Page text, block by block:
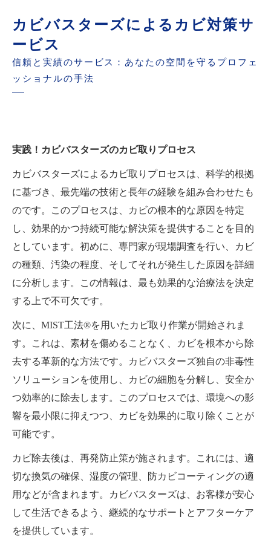
カビバスターズによるカビ対策サ
ービス
信頼と実績のサービス：あなたの空間を守るプロフェ
ッショナルの手法
実践！カビバスターズのカビ取りプロセス
カビバスターズによるカビ取りプロセスは、科学的根拠
に基づき、最先端の技術と長年の経験を組み合わせたも
のです。このプロセスは、カビの根本的な原因を特定
し、効果的かつ持続可能な解決策を提供することを目的
としています。初めに、専門家が現場調査を行い、カビ
の種類、汚染の程度、そしてそれが発生した原因を詳細
に分析します。この情報は、最も効果的な治療法を決定
する上で不可欠です。
次に、MIST工法®を用いたカビ取り作業が開始されま
す。これは、素材を傷めることなく、カビを根本から除
去する革新的な方法です。カビバスターズ独自の非毒性
ソリューションを使用し、カビの細胞を分解し、安全か
つ効率的に除去します。このプロセスでは、環境への影
響を最小限に抑えつつ、カビを効果的に取り除くことが
可能です。
カビ除去後は、再発防止策が施されます。これには、適
切な換気の確保、湿度の管理、防カビコーティングの適
用などが含まれます。カビバスターズは、お客様が安心
して生活できるよう、継続的なサポートとアフターケア
を提供しています。